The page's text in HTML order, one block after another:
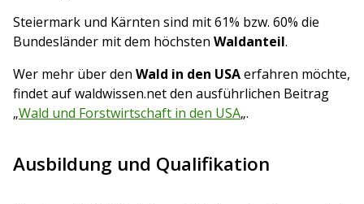
Steiermark und Kärnten sind mit 61% bzw. 60% die
Bundesländer mit dem höchsten Waldanteil.
Wer mehr über den Wald in den USAerfahren möchte,
findet auf waldwissen.net den ausführlichen Beitrag
„Wald und Forstwirtschaft in den USA„.
Ausbildung und Qualifikation